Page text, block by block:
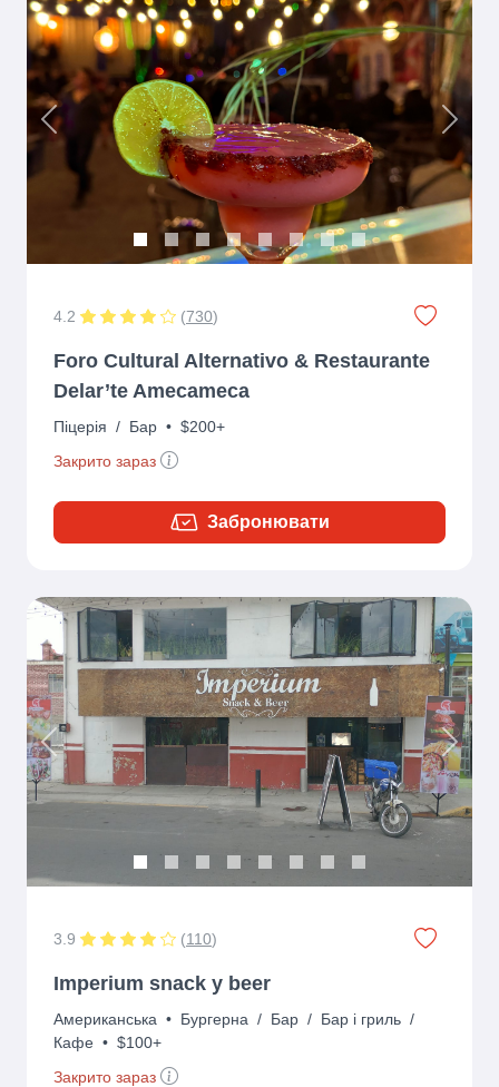
Previous Next
4.2 (730)
Foro Cultural Alternativo & Restaurante
Delar’te Amecameca
Піцерія / Бар • $200+
Закрито зараз
Забронювати
Previous Next
3.9 (110)
Imperium snack y beer
Американська • Бургерна / Бар / Бар і гриль /
Кафе • $100+
Закрито зараз